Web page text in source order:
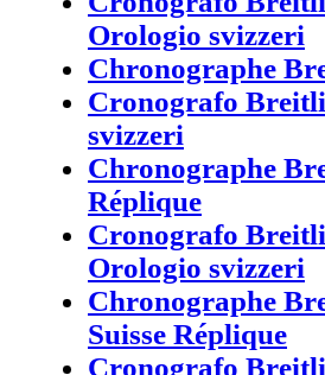
Orologio svizzeri
Chronographe
Cronografo
svizzeri
Chronographe
Réplique
Cronografo
Orologio svizzeri
Chronographe
Suisse Réplique
Cronografo